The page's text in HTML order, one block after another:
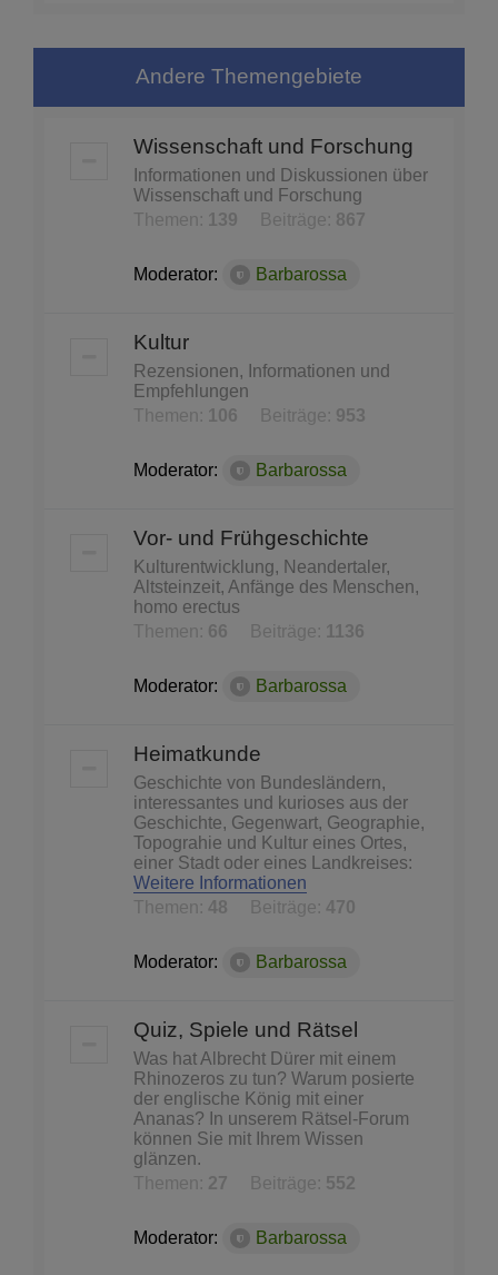
Andere Themengebiete
Wissenschaft und Forschung
Informationen und Diskussionen über
Wissenschaft und Forschung
Themen:
139 Beiträge: 867
Moderator: Barbarossa
Kultur
Rezensionen, Informationen und
Empfehlungen
Themen:
106 Beiträge: 953
Moderator: Barbarossa
Vor- und Frühgeschichte
Kulturentwicklung, Neandertaler,
Altsteinzeit, Anfänge des Menschen,
homo erectus
Themen: 66 Beiträge: 1136
Moderator: Barbarossa
Heimatkunde
Geschichte von Bundesländern,
interessantes und kurioses aus der
Geschichte, Gegenwart, Geographie,
Topograhie und Kultur eines Ortes,
einer Stadt oder eines Landkreises:
Weitere Informationen
Themen: 48 Beiträge: 470
Moderator: Barbarossa
Quiz, Spiele und Rätsel
Was hat Albrecht Dürer mit einem
Rhinozeros zu tun? Warum posierte
der englische König mit einer
Ananas? In unserem Rätsel-Forum
können Sie mit Ihrem Wissen
glänzen.
Themen: 27 Beiträge: 552
Moderator: Barbarossa